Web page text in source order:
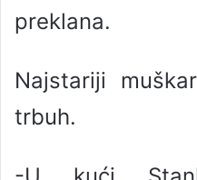
preklana.
Najstariji
trbuh.